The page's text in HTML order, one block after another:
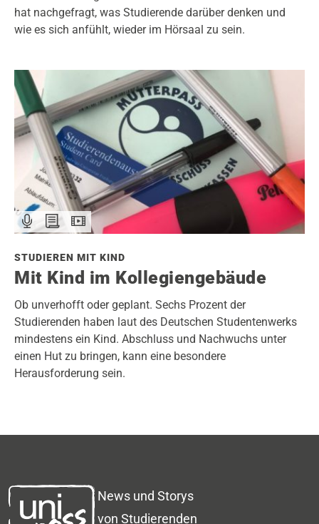
hat nachgefragt, was Studierende darüber denken und
wie es sich anfühlt, wieder im Hörsaal zu sein.
STUDIEREN MIT KIND
Mit Kind im Kollegiengebäude
Ob unverhofft oder geplant. Sechs Prozent der
Studierenden haben laut des Deutschen Studentenwerks
mindestens ein Kind. Abschluss und Nachwuchs unter
einen Hut zu bringen, kann eine besondere
Herausforderung sein.
News und Storys
von Studierenden